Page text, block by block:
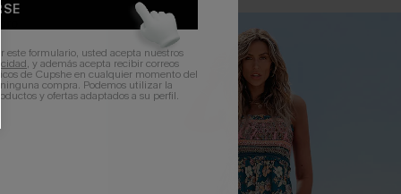
formulario, usted acepta nuestros
, y además acepta recibir correos
de Cupshe en cualquier momento del
compra. Podemos utilizar la
y ofertas adaptados a su perfil.